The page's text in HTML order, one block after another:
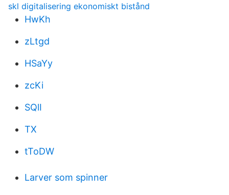
skl digitalisering ekonomiskt bistånd
HwKh
zLtgd
HSaYy
zcKi
SQlI
TX
tToDW
Larver som spinner